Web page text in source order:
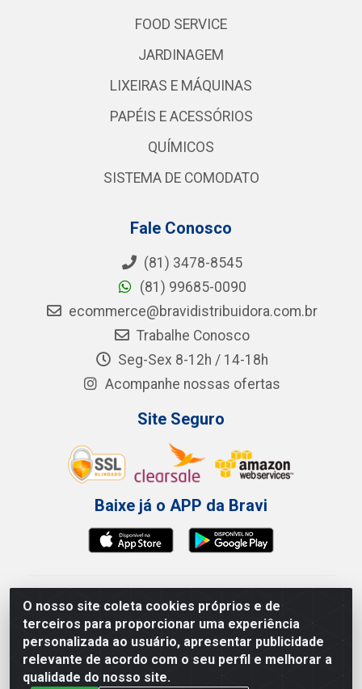
O nosso site coleta cookies próprios e de
terceiros para proporcionar uma experiência
personalizada ao usuário, apresentar publicidade
relevante de acordo com o seu perfil e melhorar a
qualidade do nosso site.
FOOD SERVICE
JARDINAGEM
LIXEIRAS E MÁQUINAS
PAPÉIS E ACESSÓRIOS
QUÍMICOS
SISTEMA DE COMODATO
Fale Conosco
(81) 3478-8545
(81) 99685-0090
ecommerce@bravidistribuidora.com.br
Trabalhe Conosco
Seg-Sex 8-12h / 14-18h
Acompanhe nossas ofertas
Site Seguro
Baixe já o APP da Bravi
Bravi Consumíveis de Higiene e Descartáveis EIRELI -
CNPJ 19.457.137/0001-06
Av. Sul Gov. Cid Sampaio, 3125 - Galpão 000A -
Imbiribeira - Recife/PE - CEP 51.150-010